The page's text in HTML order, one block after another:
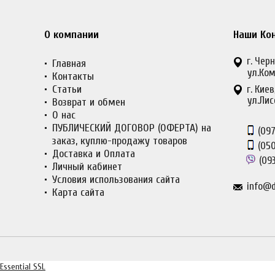
О компании
Главная
Контакты
Статьи
Возврат и обмен
О нас
ПУБЛИЧЕСКИЙ ДОГОВОР (ОФЕРТА) на
заказ, куплю-продажу товаров
Доставка и Оплата
Личный кабинет
Условия использования сайта
Карта сайта
Наши
г.
г.
Essential SSL